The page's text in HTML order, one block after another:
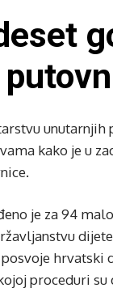
unutarnjih
kako je u
je za 94
hrvatski
proceduri